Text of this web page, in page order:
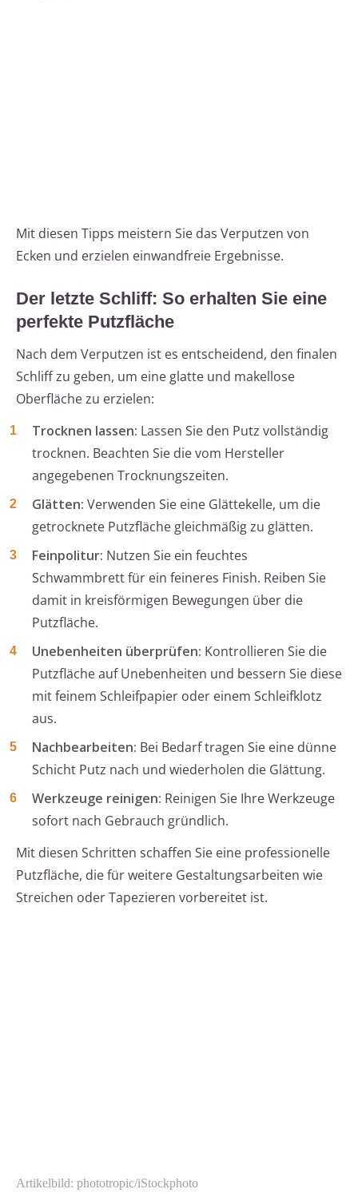
Mit diesen Tipps meistern Sie das Verputzen von
Ecken und erzielen einwandfreie Ergebnisse.
Der letzte Schliff: So erhalten Sie eine
perfekte Putzfläche
Nach dem Verputzen ist es entscheidend, den finalen
Schliff zu geben, um eine glatte und makellose
Oberfläche zu erzielen:
Trocknen lassen: Lassen Sie den Putz vollständig
trocknen. Beachten Sie die vom Hersteller
angegebenen Trocknungszeiten.
Glätten: Verwenden Sie eine Glättekelle, um die
getrocknete Putzfläche gleichmäßig zu glätten.
Feinpolitur: Nutzen Sie ein feuchtes
Schwammbrett für ein feineres Finish. Reiben Sie
damit in kreisförmigen Bewegungen über die
Putzfläche.
Unebenheiten überprüfen: Kontrollieren Sie die
Putzfläche auf Unebenheiten und bessern Sie diese
mit feinem Schleifpapier oder einem Schleifklotz
aus.
Nachbearbeiten: Bei Bedarf tragen Sie eine dünne
Schicht Putz nach und wiederholen die Glättung.
Werkzeuge reinigen: Reinigen Sie Ihre Werkzeuge
sofort nach Gebrauch gründlich.
Mit diesen Schritten schaffen Sie eine professionelle
Putzfläche, die für weitere Gestaltungsarbeiten wie
Streichen oder Tapezieren vorbereitet ist.
Artikelbild: phototropic/iStockphoto